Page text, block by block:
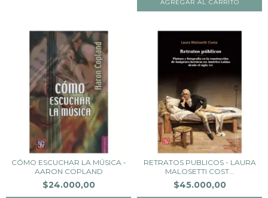
CÓMO ESCUCHAR LA MÚSICA -
AARON COPLAND
$24.000,00
RETRATOS PUBLICOS - LAURA
MALOSETTI COST...
$45.000,00